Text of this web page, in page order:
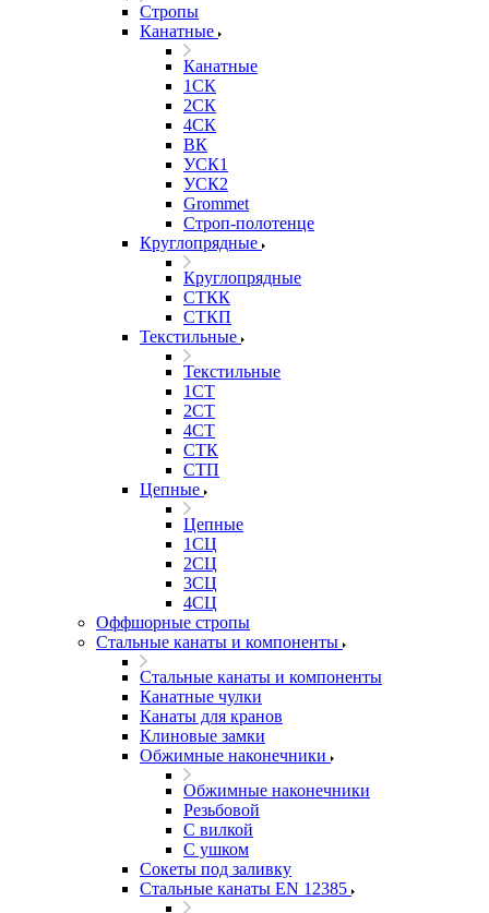
Стропы
Канатные
Канатные
1СК
2СК
4СК
ВК
УСК1
УСК2
Grommet
Строп-полотенце
Круглопрядные
Круглопрядные
СТКК
СТКП
Текстильные
Текстильные
1СТ
2СТ
4СТ
СТК
СТП
Цепные
Цепные
1СЦ
2СЦ
3СЦ
4СЦ
Оффшорные стропы
Стальные канаты и компоненты
Стальные канаты и компоненты
Канатные чулки
Канаты для кранов
Клиновые замки
Обжимные наконечники
Обжимные наконечники
Резьбовой
С вилкой
С ушком
Сокеты под заливку
Стальные канаты EN 12385